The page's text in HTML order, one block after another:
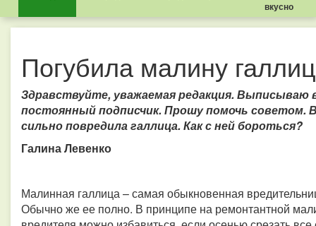
вкусно
Погубила малину
Здравствуйте, уважаемая редакция. Выписываю
постоянный подписчик. Прошу помочь советом.
сильно повредила галлица. Как с ней бороться?
Галина Левенко
Малинная галлица – самая обыкновенная
Обычно же ее полно. В принципе на ремонтантной